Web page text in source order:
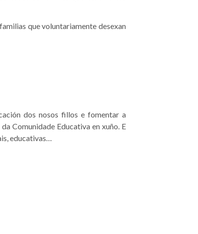
que voluntariamente desexan
dos nosos fillos e fomentar a
Comunidade Educativa en xuño. E
educativas…